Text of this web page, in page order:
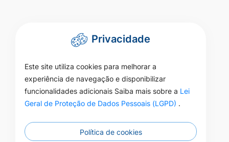
Privacidade
Este site utiliza cookies para melhorar a
experiência de navegação e disponibilizar
funcionalidades adicionais Saiba mais sobre a Lei
Geral de Proteção de Dados Pessoais (LGPD) .
Política de cookies